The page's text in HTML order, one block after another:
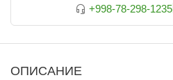
+998-78-298-1235
ОПИСАНИЕ